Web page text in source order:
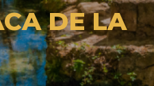
DE LA